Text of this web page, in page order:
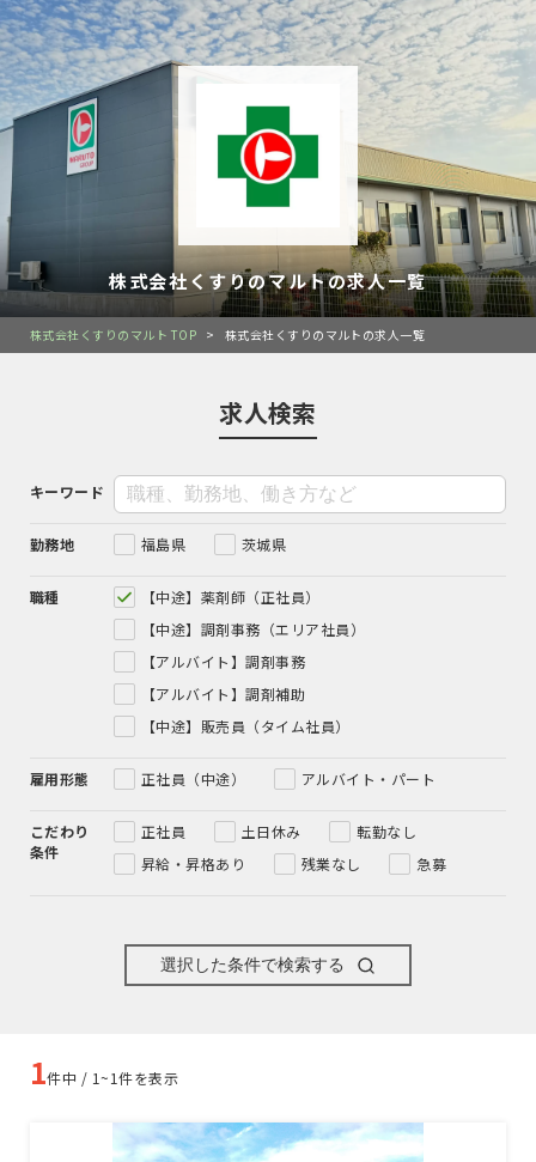
株式会社くすりのマルトの求人一覧
株式会社くすりのマルト TOP > 株式会社くすりのマルトの求人一覧
求人検索
キーワード
勤務地 福島県 茨城県
職種
【中途】薬剤師（正社員）
【中途】調剤事務（エリア社員）
【アルバイト】調剤事務
【アルバイト】調剤補助
【中途】販売員（タイム社員）
雇用形態 正社員（中途） アルバイト・パート
こだわり
条件
正社員 土日休み
転勤なし
昇給・昇格あり
残業なし 急募
選択した条件で検索する
1件中 / 1~1件を表示